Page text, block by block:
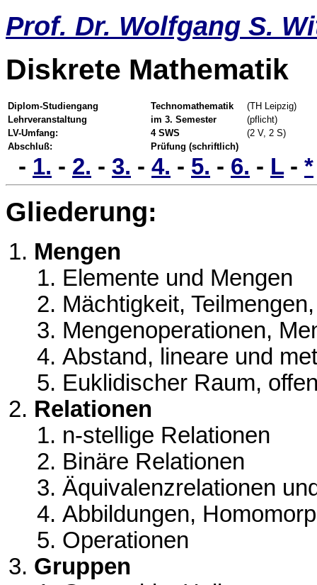
Prof. Dr. Wolfgang S.
Diskrete Mathematik
Diplom-Studiengang Technomathematik
(TH Leipzig)
Lehrveranstaltung
im 3. Semester
(pflicht)
LV-Umfang:
4 SWS
(2 V, 2 S)
Abschluß:
Prüfung (schriftlich)
- 1. - 2. - 3. - 4. - 5. - 6. - L- *
Gliederung:
Mengen
Elemente und Mengen
Mächtigkeit,
Mengenoperationen,
Abstand, lineare und
Euklidischer Raum,
Relationen
n-stellige Relationen
Binäre Relationen
Äquivalenzrelationen
Abbildungen,
Operationen
Gruppen